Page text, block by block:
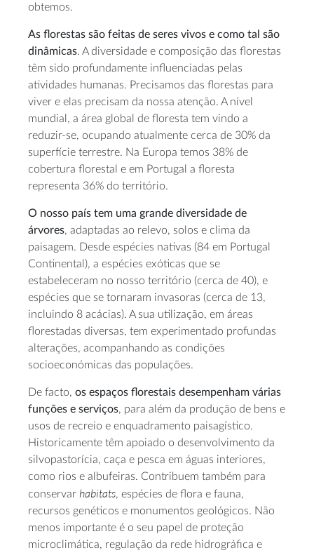
obtemos.
As florestas são feitas de seres vivos e como tal são
dinâmicas. A diversidade e composição das florestas
têm sido profundamente influenciadas pelas
atividades humanas. Precisamos das florestas para
viver e elas precisam da nossa atenção. A nível
mundial, a área global de floresta tem vindo a
reduzir-se, ocupando atualmente cerca de 30% da
superfície terrestre. Na Europa temos 38% de
cobertura florestal e em Portugal a floresta
representa 36% do território.
O nosso país tem uma grande diversidade de
árvores, adaptadas ao relevo, solos e clima da
paisagem. Desde espécies nativas (84 em Portugal
Continental), a espécies exóticas que se
estabeleceram no nosso território (cerca de 40), e
espécies que se tornaram invasoras (cerca de 13,
incluindo 8 acácias). A sua utilização, em áreas
florestadas diversas, tem experimentado profundas
alterações, acompanhando as condições
socioeconómicas das populações.
De facto, os espaços florestais desempenham várias
funções e serviços, para além da produção de bens e
usos de recreio e enquadramento paisagístico.
Historicamente têm apoiado o desenvolvimento da
silvopastorícia, caça e pesca em águas interiores,
como rios e albufeiras. Contribuem também para
conservar habitats, espécies de flora e fauna,
recursos genéticos e monumentos geológicos. Não
menos importante é o seu papel de proteção
microclimática, regulação da rede hidrográfica e